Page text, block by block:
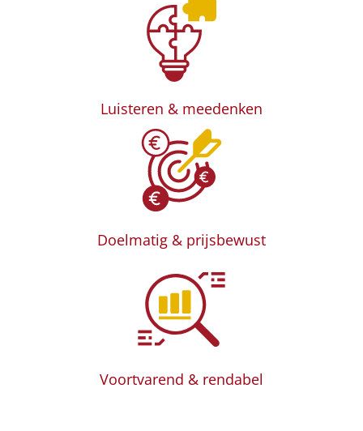
Luisteren & meedenken
Doelmatig & prijsbewust
Voortvarend & rendabel